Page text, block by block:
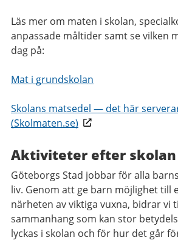
Läs mer om maten i skolan,
anpassade måltider samt se vilken
dag på:
Mat i grundskolan
Skolans matsedel — det här
(Skolmaten.se)
Aktiviteter efter skolan
Göteborgs Stad jobbar för alla
liv. Genom att ge barn möjlighet till
närheten av viktiga vuxna, bidrar vi
sammanhang som kan stor
lyckas i skolan och för hur det går